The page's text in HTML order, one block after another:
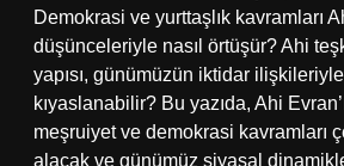
Demokrasi ve yurttaşlık kavramları
düşünceleriyle nasıl örtüşür? Ahi
yapısı, günümüzün iktidar ilişkileriyle
kıyaslanabilir? Bu yazıda, Ahi
meşruiyet ve demokrasi kavramları
alacak ve günümüz siyasal